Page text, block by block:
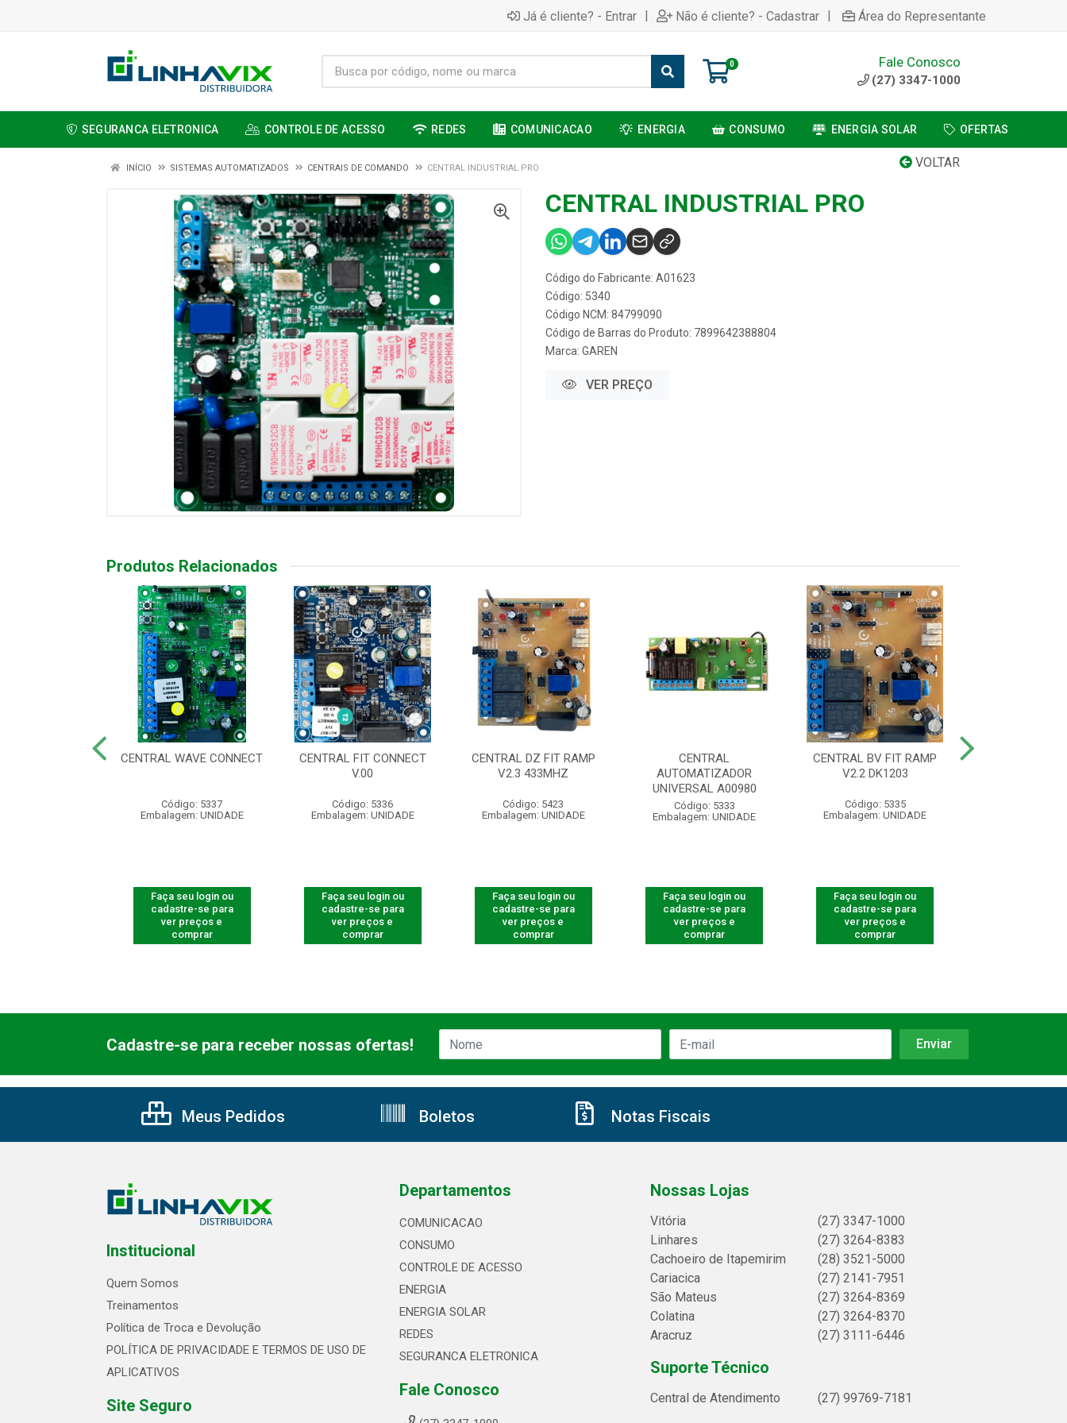
Já é cliente? - Entrar | Não é cliente? - Cadastrar | Área do Representante
0 Fale Conosco
(27) 3347-1000
SEGURANCA ELETRONICA CONTROLE DE ACESSO REDES COMUNICACAO ENERGIA CONSUMO ENERGIA SOLAR OFERTAS
VOLTAR
INÍCIO SISTEMAS AUTOMATIZADOS CENTRAIS DE COMANDO CENTRAL INDUSTRIAL PRO
CENTRAL INDUSTRIAL PRO
Código do Fabricante: A01623
Código: 5340
Código NCM: 84799090
Código de Barras do Produto: 7899642388804
Marca: GAREN
VER PREÇO
Produtos Relacionados
CENTRAL WAVE CONNECT
Código: 5337
Embalagem: UNIDADE
Faça seu login ou
cadastre-se para
ver preços e
comprar
CENTRAL FIT CONNECT
V.00
Código: 5336
Embalagem: UNIDADE
Faça seu login ou
cadastre-se para
ver preços e
comprar
CENTRAL DZ FIT RAMP
V2.3 433MHZ
Código: 5423
Embalagem: UNIDADE
Faça seu login ou
cadastre-se para
ver preços e
comprar
CENTRAL
AUTOMATIZADOR
UNIVERSAL A00980
Código: 5333
Embalagem: UNIDADE
Faça seu login ou
cadastre-se para
ver preços e
comprar
CENTRAL BV FIT RAMP
V2.2 DK1203
Código: 5335
Embalagem: UNIDADE
Faça seu login ou
cadastre-se para
ver preços e
comprar
Cadastre-se para receber nossas ofertas!
Meus Pedidos Boletos Notas Fiscais
Institucional
Quem Somos
Treinamentos
Política de Troca e Devolução
POLÍTICA DE PRIVACIDADE E TERMOS DE USO DE
APLICATIVOS
Site Seguro
Departamentos
COMUNICACAO
CONSUMO
CONTROLE DE ACESSO
ENERGIA
ENERGIA SOLAR
REDES
SEGURANCA ELETRONICA
Fale Conosco
Nossas Lojas
Vitória
(27) 3347-1000
Linhares
(27) 3264-8383
Cachoeiro de Itapemirim
(28) 3521-5000
Cariacica
(27) 2141-7951
São Mateus
(27) 3264-8369
Colatina
(27) 3264-8370
Aracruz
(27) 3111-6446
Suporte Técnico
Central de Atendimento (27) 99769-7181